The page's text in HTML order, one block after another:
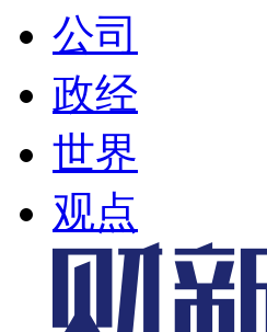
公司
政经
世界
观点